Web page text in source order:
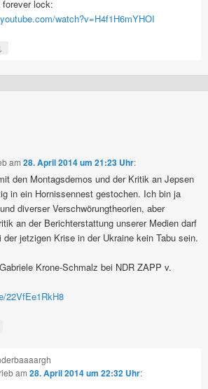
lock:
watch?v=H4f1H6mYHOI
am28. April 2014 um 21:23 Uhr:
den Montagsdemos und der Kritik an Jepsen
in ein Hornissennest gestochen. Ich bin ja
diverser Verschwörungtheorien, aber
an der Berichterstattung unserer Medien darf
der jetzigen Krise in der Ukraine kein Tabu sein.
Krone-Schmalz bei NDR ZAPP v.
22VfEe1RkH8
am 28. April 2014 um 22:32 Uhr: